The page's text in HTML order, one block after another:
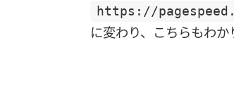
https://
に変わり、こちらもわか